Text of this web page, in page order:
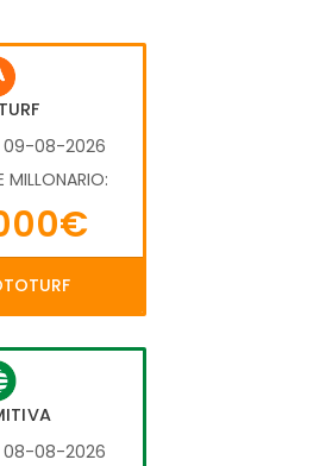
09-08-2026
MILLONARIO:
08-08-2026